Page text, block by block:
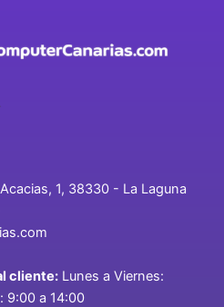
1, 38330 - La Laguna
cliente: Lunes a Viernes:
9:00 a 14:00